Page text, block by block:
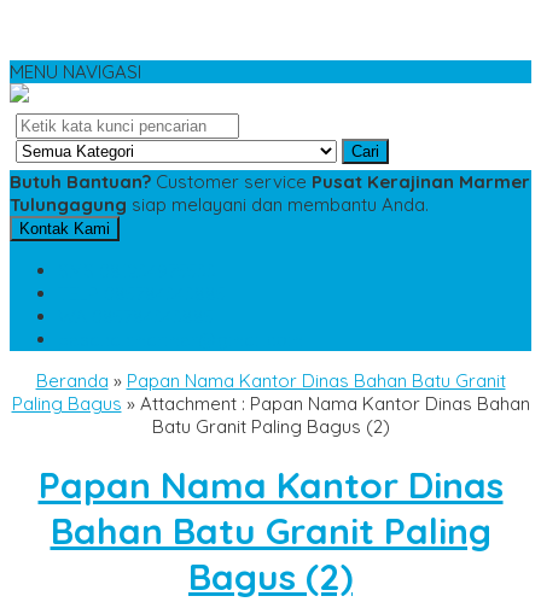
MENU NAVIGASI
Cari
Butuh Bantuan? Customer service Pusat Kerajinan Marmer
Tulungagung siap melayani dan membantu Anda.
Kontak Kami
Beranda » Papan Nama Kantor Dinas Bahan Batu Granit
Paling Bagus » Attachment : Papan Nama Kantor Dinas Bahan
Batu Granit Paling Bagus (2)
Papan Nama Kantor Dinas
Bahan Batu Granit Paling
Bagus (2)